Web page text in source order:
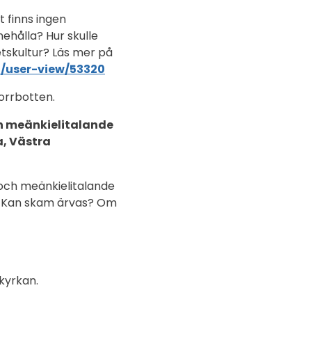
finns ingen
Hur skulle
Läs mer på
view/53320
meänkielitalande
Västra
meänkielitalande
skam ärvas? Om